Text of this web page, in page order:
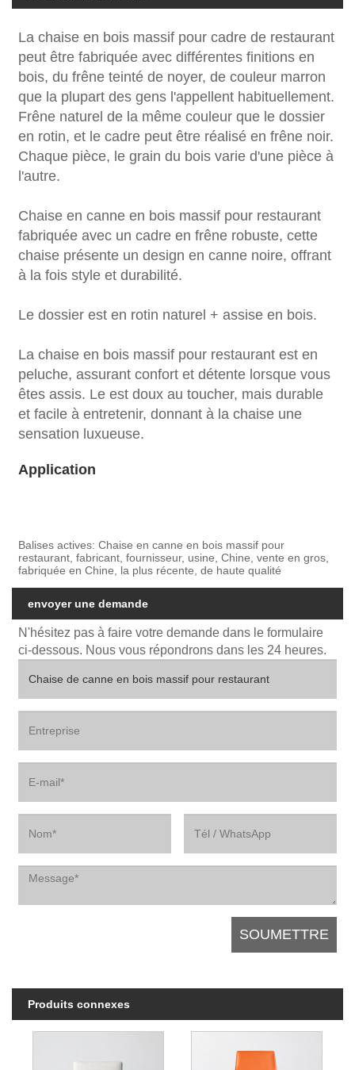
La chaise en bois massif pour cadre de restaurant
peut être fabriquée avec différentes finitions en
bois, du frêne teinté de noyer, de couleur marron
que la plupart des gens l'appellent habituellement.
Frêne naturel de la même couleur que le dossier
en rotin, et le cadre peut être réalisé en frêne noir.
Chaque pièce, le grain du bois varie d'une pièce à
l'autre.
Chaise en canne en bois massif pour restaurant
fabriquée avec un cadre en frêne robuste, cette
chaise présente un design en canne noire, offrant
à la fois style et durabilité.
Le dossier est en rotin naturel + assise en bois.
La chaise en bois massif pour restaurant est en
peluche, assurant confort et détente lorsque vous
êtes assis. Le est doux au toucher, mais durable
et facile à entretenir, donnant à la chaise une
sensation luxueuse.
Application
Balises actives: Chaise en canne en bois massif pour
restaurant, fabricant, fournisseur, usine, Chine, vente en gros,
fabriquée en Chine, la plus récente, de haute qualité
envoyer une demande
N'hésitez pas à faire votre demande dans le formulaire
ci-dessous. Nous vous répondrons dans les 24 heures.
Produits connexes